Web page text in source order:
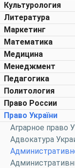
Культурология
Литература
Маркетинг
Математика
Медицина
Менеджмент
Педагогика
Политология
Право России
Право України
Аграрное право
Адвокатура